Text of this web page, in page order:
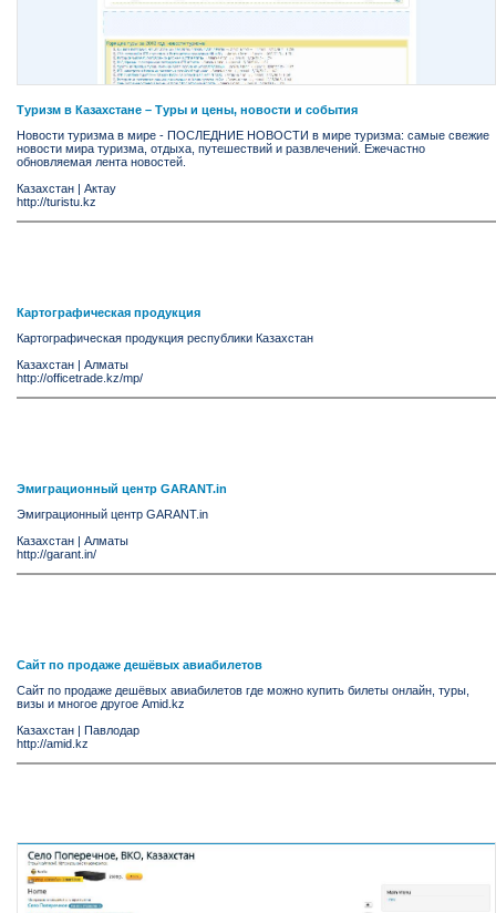
Туризм в Казахстане – Туры и цены, новости и события
Новости туризма в мире - ПОСЛЕДНИЕ НОВОСТИ в мире туризма: самые свежие
новости мира туризма, отдыха, путешествий и развлечений. Ежечастно
обновляемая лента новостей.
Казахстан | Актау
http://turistu.kz
Картографическая продукция
Картографическая продукция республики Казахстан
Казахстан | Алматы
http://officetrade.kz/mp/
Эмиграционный центр GARANT.in
Эмиграционный центр GARANT.in
Казахстан | Алматы
http://garant.in/
Сайт по продаже дешёвых авиабилетов
Сайт по продаже дешёвых авиабилетов где можно купить билеты онлайн, туры,
визы и многое другое Amid.kz
Казахстан | Павлодар
http://amid.kz